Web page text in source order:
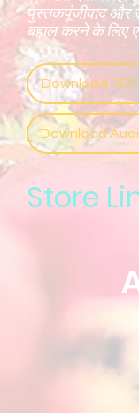
Store
Download
Download
पुस्तकपूंजीवाद और
बहाल करने के लिए